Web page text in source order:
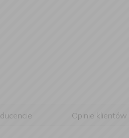
Opinie klientów